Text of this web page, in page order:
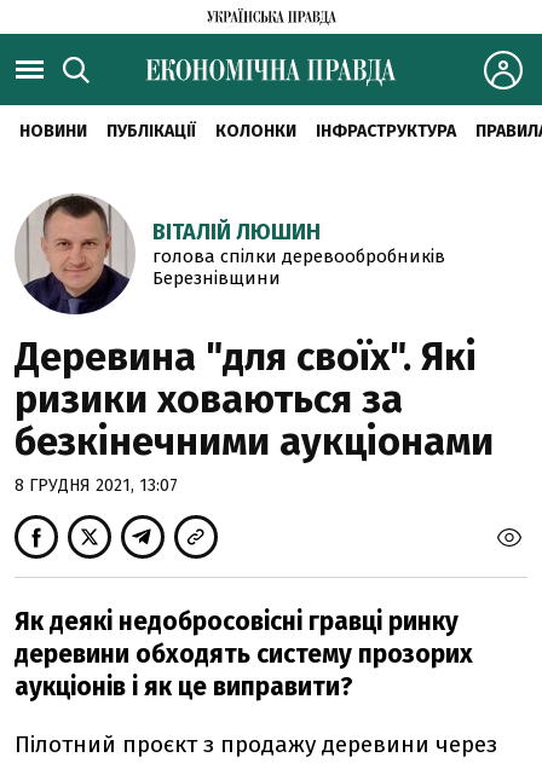
НОВИНИ ПУБЛІКАЦІЇ КОЛОНКИ ІНФРАСТРУКТУРА
ВІТАЛІЙ ЛЮШИН
голова спілки деревообробників
Березнівщини
Деревина "для своїх". Які
ризики ховаються за
безкінечними аукціонами
8 ГРУДНЯ 2021, 13:07
Як деякі недобросовісні гравці ринку
деревини обходять систему прозорих
аукціонів і як це виправити?
Пілотний проєкт з продажу деревини через